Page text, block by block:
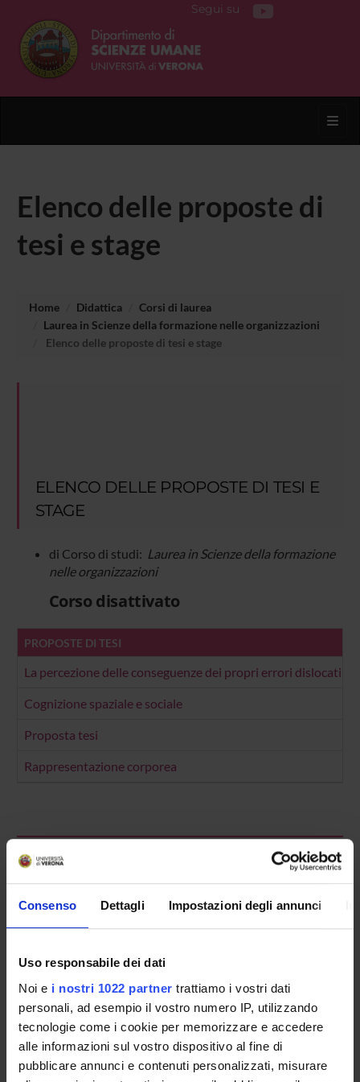
Consenso Dettagli Impostazioni degli annunci
Uso responsabile dei dati
Noi e i nostri 1022 partner trattiamo i vostri dati
personali, ad esempio il vostro numero IP, utilizzando
tecnologie come i cookie per memorizzare e accedere
alle informazioni sul vostro dispositivo al fine di
pubblicare annunci e contenuti personalizzati, misurare
Segui su
Elenco delle proposte di
tesi e stage
Home Didattica
Corsi di laurea
Laurea in Scienze della formazione nelle organizzazioni
Elenco delle proposte di tesi e stage
ELENCO DELLE PROPOSTE DI TESI E
STAGE
di Corso di studi: Laurea in Scienze della formazione
nelle organizzazioni
Corso disattivato
PROPOSTE DI TESI
La percezione delle conseguenze dei propri errori dislocati
Cognizione spaziale e sociale
Proposta tesi
Rappresentazione corporea
Presentazione
Conoscenze iniziali - Saperi Minimi (OFA)
Calendario didattico
Orario lezioni
Piani didattici
Calendario esami
Bacheca avvisi
Proposte tesi e stage